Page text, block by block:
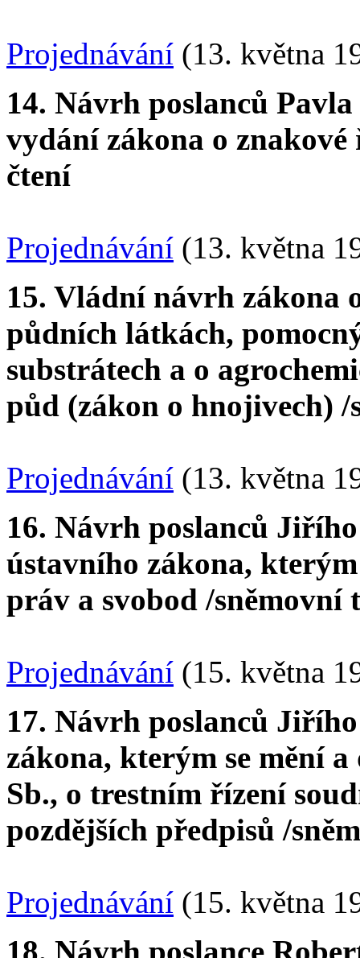
Projednávání (13. května
14. Návrh poslanců
vydání zákona o
čtení
Projednávání (13. května
15. Vládní návrh zákona
půdních látkách,
substrátech a o
půd (zákon o hnojivech)
Projednávání (13. května
16. Návrh poslanců
ústavního zákona,
práv a svobod /sněmovní
Projednávání (15. května
17. Návrh poslanců
zákona, kterým se mění
Sb., o trestním řízení
pozdějších předpisů /
Projednávání (15. května